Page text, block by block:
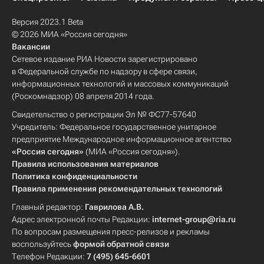
Версия 2023.1 Beta
© 2026 МИА «Россия сегодня»
Вакансии
Сетевое издание РИА Новости зарегистрировано
в Федеральной службе по надзору в сфере связи,
информационных технологий и массовых коммуникаций
(Роскомнадзор) 08 апреля 2014 года.
Свидетельство о регистрации Эл № ФС77-57640
Учредитель: Федеральное государственное унитарное
предприятие Международное информационное агентство
«Россия сегодня» (МИА «Россия сегодня»).
Правила использования материалов
Политика конфиденциальности
Правила применения рекомендательных технологий
Главный редактор: Гаврилова А.В.
Адрес электронной почты Редакции: internet-group@ria.ru
По вопросам размещения пресс-релизов и рекламы
воспользуйтесьформой обратной связи
Телефон Редакции: 7 (495) 645-6601